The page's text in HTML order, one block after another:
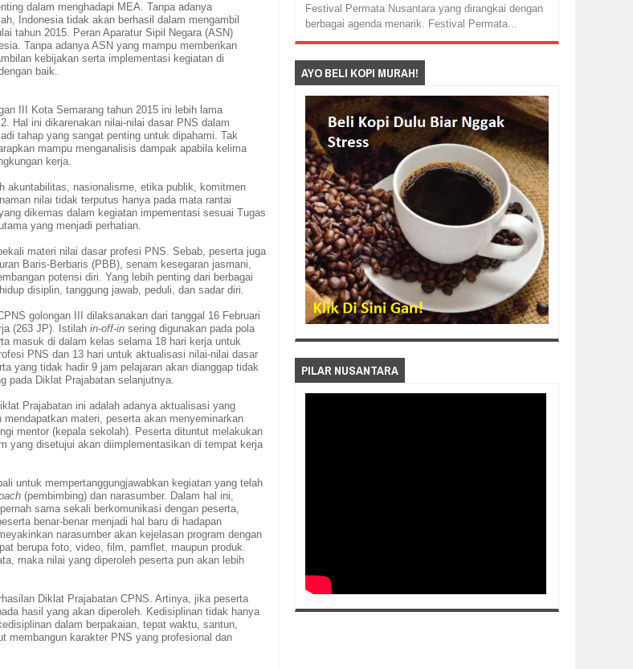
dalam menghadapi MEA. Tanpa adanya
Indonesia tidak akan berhasil dalam mengambil
tahun 2015. Peran Aparatur Sipil Negara (ASN)
Tanpa adanya ASN yang mampu memberikan
kebijakan serta implementasi kegiatan di
baik.
III
Kota Semarang tahun 2015 ini lebih lama
Hal ini dikarenakan nilai-nilai dasar PNS dalam
tahap yang sangat penting untuk dipahami. Tak
mampu menganalisis dampak apabila kelima
kerja.
akuntabilitas, nasionalisme, etika publik, komitmen
nilai tidak terputus hanya pada mata rantai
dikemas dalam kegiatan impementasi sesuai Tugas
yang menjadi perhatian.
materi nilai dasar profesi PNS. Sebab, peserta juga
Baris-Berbaris (PBB), senam kesegaran jasmani,
potensi diri. Yang lebih penting dari berbagai
disiplin, tanggung jawab, peduli, dan sadar diri.
golongan III dilaksanakan dari tanggal 16 Februari
(263 JP). Istilahin-off-insering digunakan pada pola
masuk di dalam kelas selama 18 hari kerja untuk
PNS dan 13 hari untuk aktualisasi nilai-nilai dasar
yang tidak hadir 9 jam pelajaran akan dianggap tidak
pada Diklat Prajabatan selanjutnya.
Prajabatan ini adalah adanya aktualisasi yang
mendapatkan materi, peserta akan menyeminarkan
mentor (kepala sekolah). Peserta dituntut melakukan
yang disetujui akan diimplementasikan di tempat kerja
untuk mempertanggungjawabkan kegiatan yang telah
(pembimbing) dan narasumber. Dalam hal ini,
sama sekali berkomunikasi dengan peserta,
benar-benar menjadi hal baru di hadapan
narasumber akan kejelasan program dengan
berupa foto, video, film, pamflet, maupun produk.
maka nilai yang diperoleh peserta pun akan lebih
Diklat Prajabatan CPNS. Artinya, jika peserta
hasil yang akan diperoleh. Kedisiplinan tidak hanya
dalam berpakaian, tepat waktu, santun,
membangun karakter PNS yang profesional dan
Festival Permata Nusantara yang dirangkai dengan
berbagai agenda menarik. Festival Permata...
AYO BELI KOPI MURAH!
PILAR NUSANTARA